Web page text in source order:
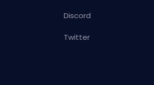
Discord
Twitter